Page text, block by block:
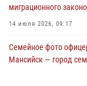
миграционного
14 июля 2026, 09:17
Семейное фото
Мансийск — город